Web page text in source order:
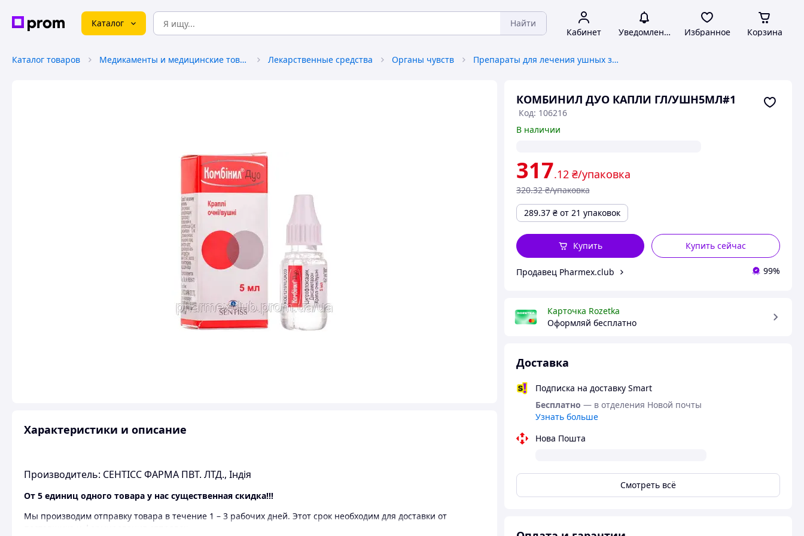
Каталог Найти
Кабинет Уведомления Избранное Корзина
Каталог товаров Медикаменты и медицинские товары Лекарственные средства Органы чувств Препараты для лечения ушных заболеваний
КОМБИНИЛ ДУО КАПЛИ ГЛ/УШН5МЛ#1
Код: 106216
В наличии
317.12 ₴/упаковка
320.32 ₴/упаковка
289.37 ₴ от 21 упаковок
Купить сейчас
Купить
Продавец Pharmex.club 99%
Карточка Rozetka
Оформляй бесплатно
Доставка
Подписка на доставку Smart
Бесплатно — в отделения Новой почты
Узнать больше
Нова Пошта
Смотреть всё
Характеристики и описание
Производитель: СЕНТІСС ФАРМА ПВТ. ЛТД., Індія
От 5 единиц одного товара у нас существенная скидка!!!
Мы производим отправку товара в течение 1 – 3 рабочих дней. Этот срок необходим для доставки от